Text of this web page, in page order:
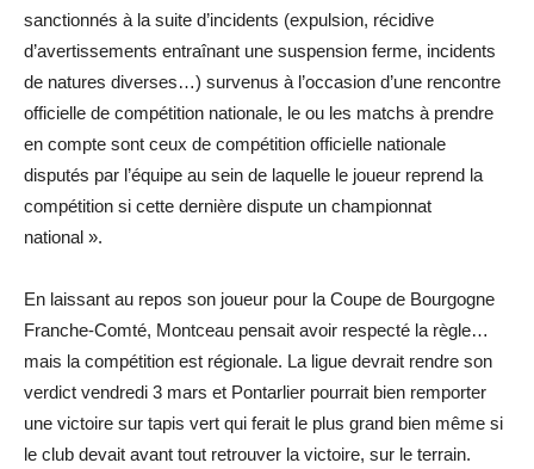
sanctionnés à la suite d’incidents (expulsion, récidive
d’avertissements entraînant une suspension ferme, incidents
de natures diverses…) survenus à l’occasion d’une rencontre
officielle de compétition nationale, le ou les matchs à prendre
en compte sont ceux de compétition officielle nationale
disputés par l’équipe au sein de laquelle le joueur reprend la
compétition si cette dernière dispute un championnat
national ».
En laissant au repos son joueur pour la Coupe de Bourgogne
Franche-Comté, Montceau pensait avoir respecté la règle…
mais la compétition est régionale. La ligue devrait rendre son
verdict vendredi 3 mars et Pontarlier pourrait bien remporter
une victoire sur tapis vert qui ferait le plus grand bien même si
le club devait avant tout retrouver la victoire, sur le terrain.